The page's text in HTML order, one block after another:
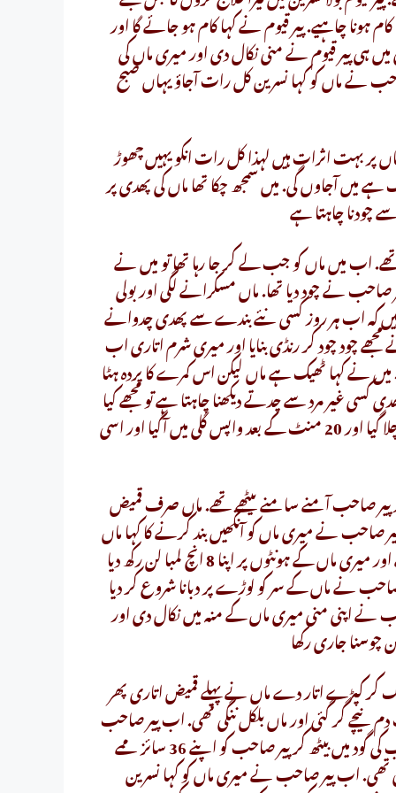
ہونا چاہیے. پیر قیوم نے کہا کام ہو جائے گا اور
ہی پیر قیوم نے منی نکال دی اور میری ماں کی
نے ماں کو کہا نسرین کل رات آجاؤ یہاں صبح
پر بہت اثرات ہیں لہذا کل رات انکو یہیں چھوڑ
ہے میں آجاوں گی. میں سمجھ چکا تھا ماں کی پھدی پر
اب میں ماں کو جب لے کر جا رہا تھا تو میں نے
نے چود دیا تھا. ماں مسکرانے لگی اور بولی
ہیں کہ اب ہر روز کسی نئے بندے سے پھدی چدوانے
چود چود کر رنڈی بنایا اور میری شرم اتاری اب
نے کہا ٹھیک ہے ماں لیکن اس کمرے کا پردہ ہٹا
کسی غیر مرد سے چدتے دیکھنا چاہتا ہے تو مجھے کیا
اعتراض ہے. میں نے ماں کو پیر صاحب کے حوالے کیا اور بظاہر چلا گیا اور 20 منٹ کے بعد واپس گلی میں آگیا اور اسی
پیر صاحب آمنے سامنے بیٹھے تھے. ماں صرف قمیض
صاحب نے میری ماں کو آنکھیں بند کرنے کا کہا ماں
نے آنکھیں بند کی تو پیر صاحب نے اپنے سارے کپڑے اتار دیے اور میری ماں کے ہونٹوں پر اپنا 8 انچ لمبا لن رکھ دیا
صاحب نے ماں کے سر کو لوڑے پر دبانا شروع کر دیا
نے اپنی منی میری ماں کے منہ میں نکال دی اور
کر کپڑے اتار دے ماں نے پہلے قمیض اتاری پھر
ایک دم نیچے گر گئی اور ماں بلکل ننگی تھی. اب پیر صاحب
نے میری ماں کے ممے چوسنا شروع کردیئے. میری ماں پیر صاحب کی گود میں بیٹھ کر پیر صاحب کو اپنے 36 سائز ممے
تھی. اب پیر صاحب نے میری ماں کو کہا نسرین